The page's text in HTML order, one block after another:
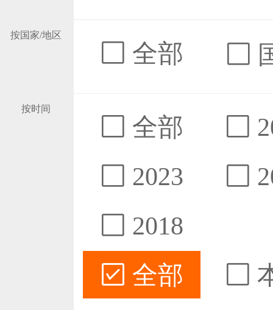
按国家/地区
全部
按时间
全部
2023
2018
全部